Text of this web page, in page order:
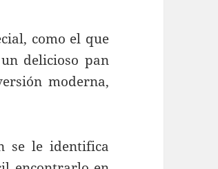
como el que
delicioso pan
moderna,
se le identifica